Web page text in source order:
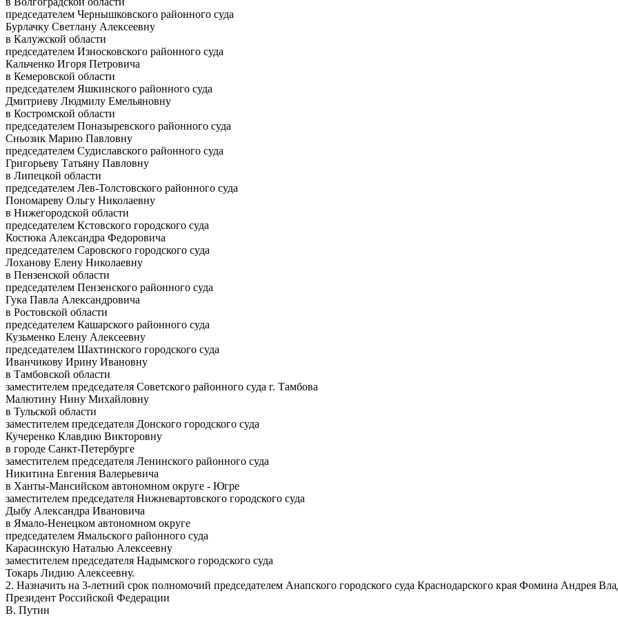
председателем Чернышковского районного суда
Бурлачку Светлану Алексеевну
в Калужской области
председателем Износковского районного суда
Кальченко Игоря Петровича
в Кемеровской области
председателем Яшкинского районного суда
Дмитриеву Людмилу Емельяновну
в Костромской области
председателем Поназыревского районного суда
Сньозик Марию Павловну
председателем Судиславского районного суда
Григорьеву Татьяну Павловну
в Липецкой области
председателем Лев-Толстовского районного суда
Пономареву Ольгу Николаевну
в Нижегородской области
председателем Кстовского городского суда
Костюка Александра Федоровича
председателем Саровского городского суда
Лоханову Елену Николаевну
в Пензенской области
председателем Пензенского районного суда
Гука Павла Александровича
в Ростовской области
председателем Кашарского районного суда
Кузьменко Елену Алексеевну
председателем Шахтинского городского суда
Иванчикову Ирину Ивановну
в Тамбовской области
заместителем председателя Советского районного суда г. Тамбова
Малютину Нину Михайловну
в Тульской области
заместителем председателя Донского городского суда
Кучеренко Клавдию Викторовну
в городе Санкт-Петербурге
заместителем председателя Ленинского районного суда
Никитина Евгения Валерьевича
в Ханты-Мансийском автономном округе - Югре
заместителем председателя Нижневартовского городского суда
Дыбу Александра Ивановича
в Ямало-Ненецком автономном округе
председателем Ямальского районного суда
Карасинскую Наталью Алексеевну
заместителем председателя Надымского городского суда
Токарь Лидию Алексеевну.
2. Назначить на 3-летний срок полномочий председателем Анапского городского суда Краснодарского края Фомина Андрея
Президент Российской Федерации
В. Путин